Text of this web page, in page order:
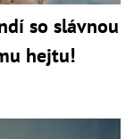
so slávnou
hejtu!